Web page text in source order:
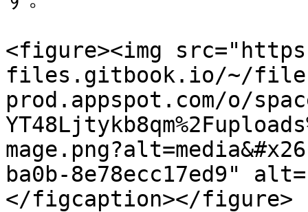
<figure><img
files.gitbook.io/~/
prod.appspot.com/o/
ba0b-8e78ecc17ed9"
</figcaption></figure>